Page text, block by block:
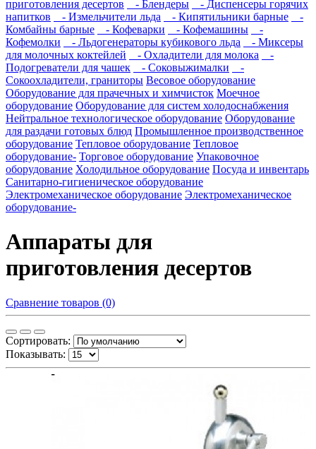
приготовления десертов - Блендеры
- Диспенсеры горячих
напитков
- Измельчители льда - Кипятильники барные
-
Комбайны барные
- Кофеварки - Кофемашины
-
Кофемолки
- Льдогенераторы кубикового льда
- Миксеры
для молочных коктейлей
- Охладители для молока
-
Подогреватели для чашек
- Соковыжималки
-
Сокоохладители, граниторы Весовое оборудование
Оборудование для прачечных и химчисток Моечное
оборудование Оборудование для систем холодоснабжения
Нейтральное технологическое оборудование Оборудование
для раздачи готовых блюд Промышленное производственное
оборудование Тепловое оборудование Тепловое
оборудование- Торговое оборудование Упаковочное
оборудование Холодильное оборудование Посуда и инвентарь
Санитарно-гигиеническое оборудование
Электромеханическое оборудование Электромеханическое
оборудование-
Аппараты для
приготовления десертов
Сравнение товаров (0)
Сортировать:
Показывать: